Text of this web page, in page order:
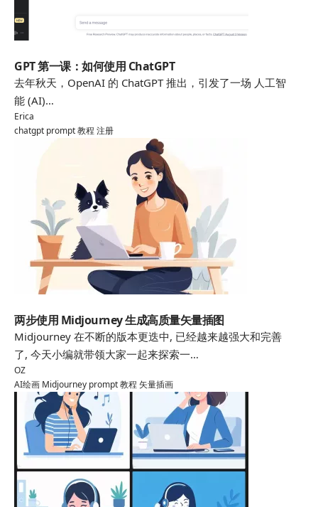
GPT 第一课：如何使用 ChatGPT
去年秋天，OpenAI 的 ChatGPT 推出，引发了一场 人工智
能 (AI)…
Erica
chatgpt prompt教程 注册
两步使用 Midjourney 生成高质量矢量插图
Midjourney 在不断的版本更迭中, 已经越来越强大和完善
了, 今天小编就带领大家一起来探索一…
OZ
AI绘画 Midjourney prompt教程 矢量插画